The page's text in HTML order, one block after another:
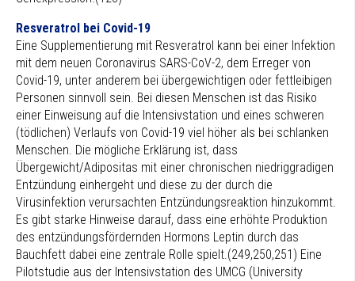
Resveratrol bei Covid-19
Eine Supplementierung mit Resveratrol kann bei einer Infektion
mit dem neuen Coronavirus SARS-CoV-2, dem Erreger von
Covid-19, unter anderem bei übergewichtigen oder fettleibigen
Personen sinnvoll sein. Bei diesen Menschen ist das Risiko
einer Einweisung auf die Intensivstation und eines schweren
(tödlichen) Verlaufs von Covid-19 viel höher als bei schlanken
Menschen. Die mögliche Erklärung ist, dass
Übergewicht/Adipositas mit einer chronischen niedriggradigen
Entzündung einhergeht und diese zu der durch die
Virusinfektion verursachten Entzündungsreaktion hinzukommt.
Es gibt starke Hinweise darauf, dass eine erhöhte Produktion
des entzündungsfördernden Hormons Leptin durch das
Bauchfett dabei eine zentrale Rolle spielt.(249,250,251) Eine
Pilotstudie aus der Intensivstation des UMCG (University